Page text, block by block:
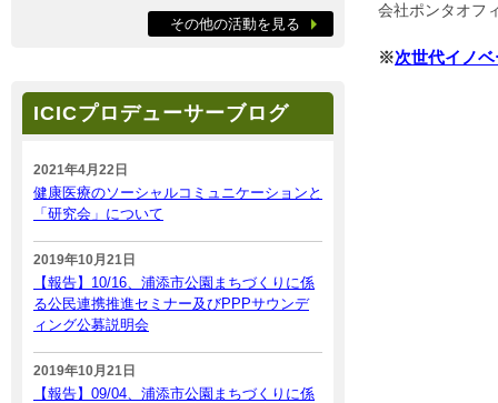
会社ポンタオフ
※次世代イノ
その他の活動を見る
ICICプロデューサーブログ
2021年4月22日
健康医療のソーシャルコミュニケーションと
「研究会」について
2019年10月21日
【報告】10/16、浦添市公園まちづくりに係
る公民連携推進セミナー及びPPPサウンデ
ィング公募説明会
2019年10月21日
【報告】09/04、浦添市公園まちづくりに係